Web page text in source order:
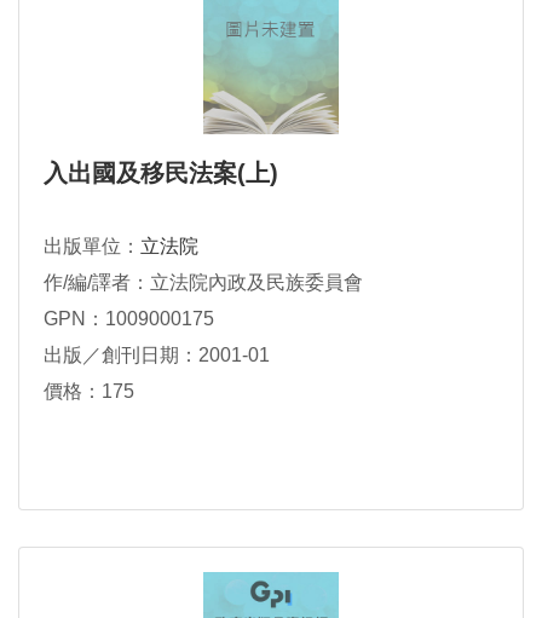
入出國及移民法案(上)
出版單位： 立法院
作/編/譯者：立法院內政及民族委員會
GPN：1009000175
出版／創刊日期：2001-01
價格：175